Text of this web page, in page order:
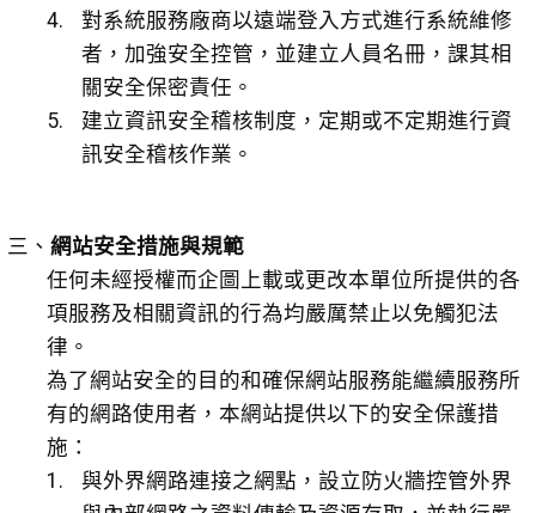
對系統服務廠商以遠端登入方式進行系統維修
者，加強安全控管，並建立人員名冊，課其相
關安全保密責任。
建立資訊安全稽核制度，定期或不定期進行資
訊安全稽核作業。
三、 網站安全措施與規範
任何未經授權而企圖上載或更改本單位所提供的各
項服務及相關資訊的行為均嚴厲禁止以免觸犯法
律。
為了網站安全的目的和確保網站服務能繼續服務所
有的網路使用者，本網站提供以下的安全保護措
施：
與外界網路連接之網點，設立防火牆控管外界